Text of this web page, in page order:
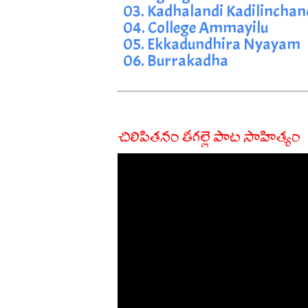
03. Kadhalandi
04. College Ammayilu
05. Ekkadundhira Nyayam
06. Burrakadha
చిలిపితనం తీగల్లె పాట సాహిత్యం